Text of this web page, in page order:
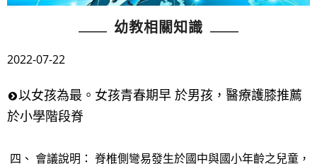
幼教相關知識
2022-07-22
以女孩為最。女孩青春期早 於男孩，醫療護膝推薦
於小學階段脊
四、 會議說明： 脊椎側彎易發生於國中與國小年齡之兒童，